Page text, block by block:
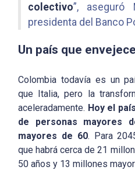
colectivo”, aseguró
presidenta del Banco
Un país que
Colombia todavía es un
que Italia, pero la
aceleradamente. Hoy el
de personas mayores
mayores de 60. Para
que habrá cerca de 21
50 años y 13 millones